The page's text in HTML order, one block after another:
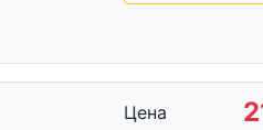
Цена